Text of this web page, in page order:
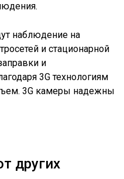
наблюдение на
и стационарной
и
3G технологиям
3G камеры надежны
других